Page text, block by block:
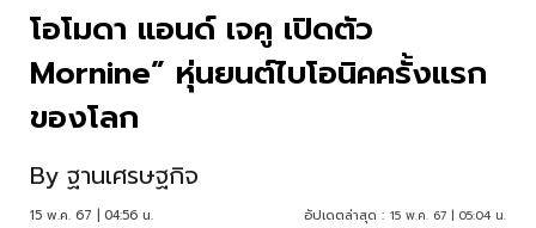
โอโมดา แอนด์ เจคู เปิดตัว
Mornine” หุ่นยนต์ไบโอนิคครั้งแรก
ของโลก
By ฐานเศรษฐกิจ
15 พ.ค. 67 | 04:56 น. อัปเดตล่าสุด : 15 พ.ค. 67 | 05:04 น.